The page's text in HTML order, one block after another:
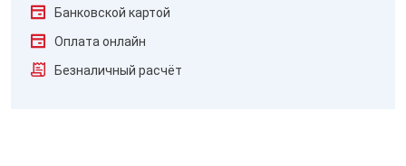
Банковской картой
Оплата онлайн
Безналичный расчёт